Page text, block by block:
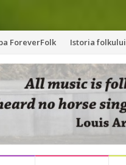
ForeverFolk Istoria folkului